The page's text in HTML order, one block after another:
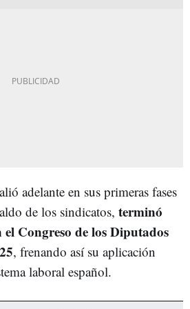
adelante en sus primeras fases
de los sindicatos, terminó
el Congreso de los Diputados
, frenando así su aplicación
laboral español.